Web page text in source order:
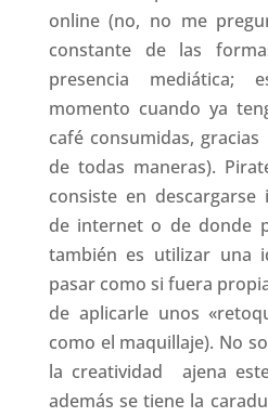
online (no, no me
constante de las
presencia
momento cuando ya
café consumidas,
de todas maneras).
consiste en
de internet o de donde
también es utilizar una
pasar como si fuera
de aplicarle unos
como el maquillaje). No
la creatividad ajena
además se tiene la